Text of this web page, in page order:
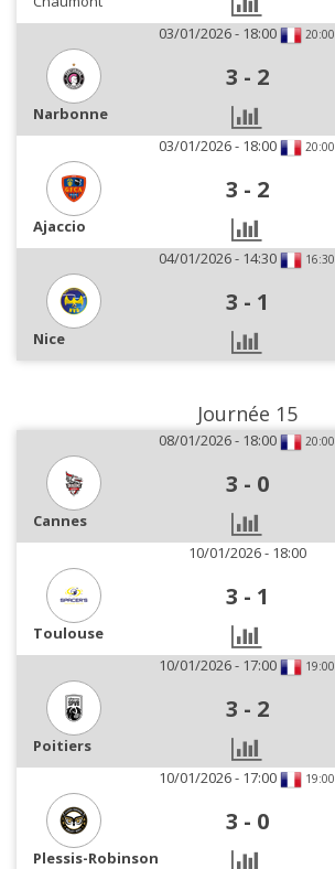
03/01/2026 - 18:00
20:00
3 - 2
Narbonne
03/01/2026 - 18:00
20:00
3 - 2
Ajaccio
04/01/2026 - 14:30
16:30
3 - 1
Nice
Journée 15
08/01/2026 - 18:00 20:00
3 - 0
Cannes
10/01/2026 - 18:00
3 - 1
Toulouse
10/01/2026 - 17:00
19:00
3 - 2
Poitiers
10/01/2026 - 17:00
19:00
3 - 0
Plessis-Robinson